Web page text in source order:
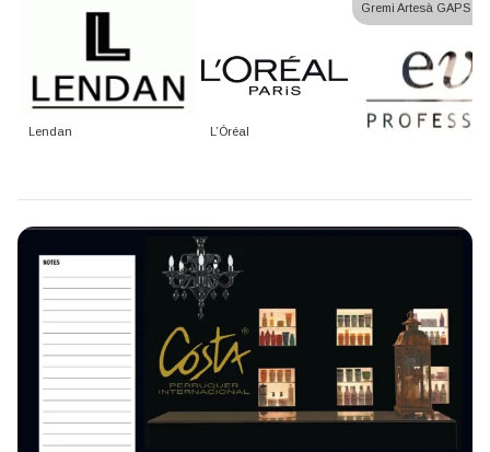
Lendan L’Óréal
Gremi Artesà GAPS